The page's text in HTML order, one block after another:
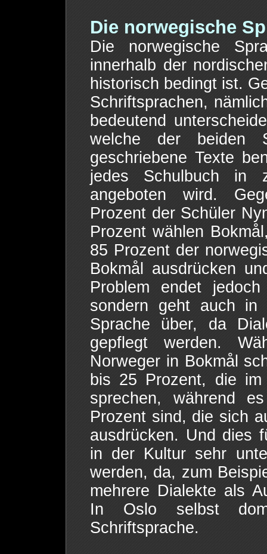
Die norwegische
Die norwegische
innerhalb der
historisch bedingt ist.
Schriftsprachen,
bedeutend
welche der beiden
geschriebene Texte
jedes Schulbuch in
angeboten wird.
Prozent der Schüler
Prozent wählen
85 Prozent der
Bokmål ausdrücken
Problem endet
sondern geht auch in
Sprache über, da
gepflegt werden.
Norweger in Bokmål
bis 25 Prozent, die
sprechen, während
Prozent sind, die sich
ausdrücken. Und dies
in der Kultur sehr
werden, da, zum
mehrere Dialekte als
In Oslo selbst
Schriftsprache.